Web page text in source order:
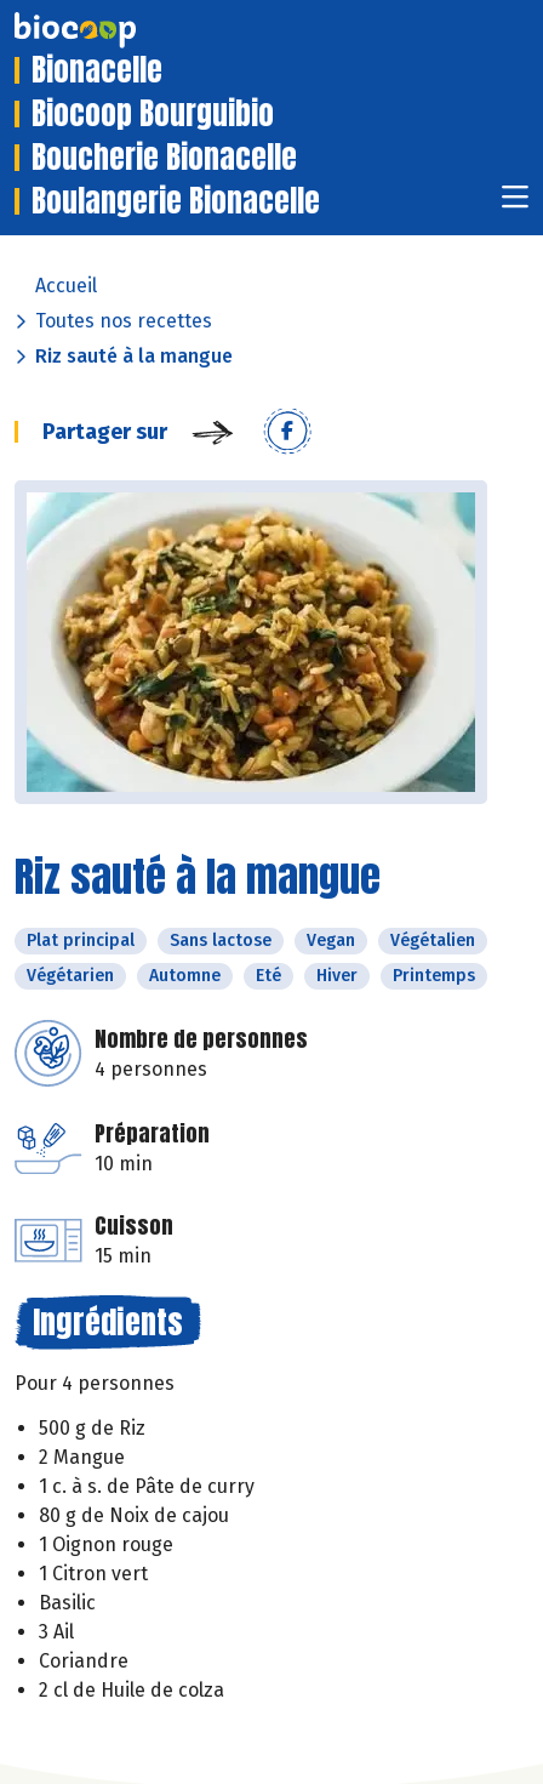
Bionacelle
Biocoop Bourguibio
Boucherie Bionacelle
Boulangerie Bionacelle
Accueil
Toutes nos recettes
Riz sauté à la mangue
Partager sur
Riz sauté à la mangue
Plat principal Sans lactose Vegan
Végétalien
Végétarien
Automne Eté Hiver Printemps
Nombre de personnes
4 personnes
Préparation
10 min
Cuisson
15 min
Ingrédients
Pour 4 personnes
500 g de Riz
2 Mangue
1 c. à s. de Pâte de curry
80 g de Noix de cajou
1 Oignon rouge
1 Citron vert
Basilic
3 Ail
Coriandre
2 cl de Huile de colza